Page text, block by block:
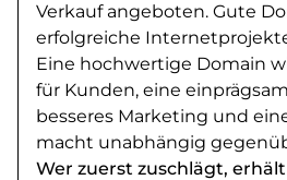
Verkauf angeboten. Gute
erfolgreiche
Eine hochwertige Domain
für Kunden, eine
besseres Marketing und
macht unabhängig
Wer zuerst zuschlägt,